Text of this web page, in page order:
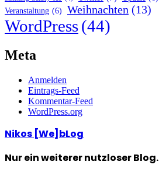
Veranstaltung (6) Weihnachten (13)
WordPress(44)
Meta
Anmelden
Eintrags-Feed
Kommentar-Feed
WordPress.org
Nikos [We]bLog
Nur ein weiterer nutzloser Blog.